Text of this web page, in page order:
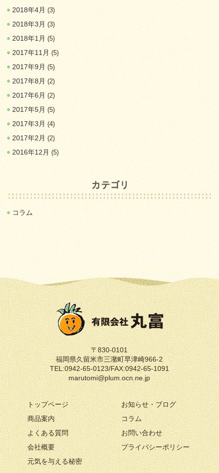
2018年4月(3)
2018年3月(3)
2018年1月(5)
2017年11月(5)
2017年9月(5)
2017年8月(2)
2017年6月(2)
2017年5月(5)
2017年3月(4)
2017年2月(2)
2016年12月(5)
コラム
〒830-0101
福岡県久留米市三潴町早津崎966-2
TEL:0942-65-0123/FAX:0942-65-1091
marutomi@plum.ocn.ne.jp
トップページ
商品案内
よくある質問
会社概要
元気を与える秘密
お知らせ・ブログ
コラム
お問い合わせ
プライバシーポリシー